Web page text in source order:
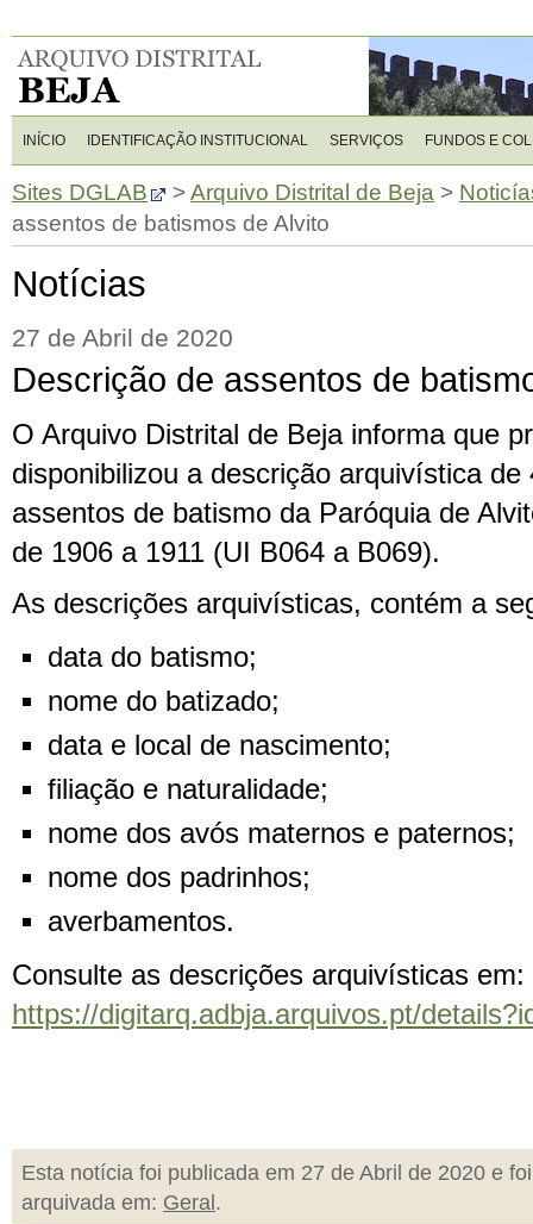
INÍCIO IDENTIFICAÇÃO INSTITUCIONAL SERVIÇOS FUNDOS E
Sites DGLAB >Arquivo Distrital de Beja >
assentos de batismos de Alvito
Notícias
27 de Abril de 2020
Descrição de assentos de
O Arquivo Distrital de Beja informa que
disponibilizou a descrição arquivística de
assentos de batismo da Paróquia de
de 1906 a 1911 (UI B064 a B069).
As descrições arquivísticas, contém a
data do batismo;
nome do batizado;
data e local de nascimento;
filiação e naturalidade;
nome dos avós maternos e paternos;
nome dos padrinhos;
averbamentos.
Consulte as descrições arquivísticas em:
https://digitarq.adbja.arquivos.pt/
Esta notícia foi publicada em 27 de Abril de 2020 e foi
arquivada em: Geral .